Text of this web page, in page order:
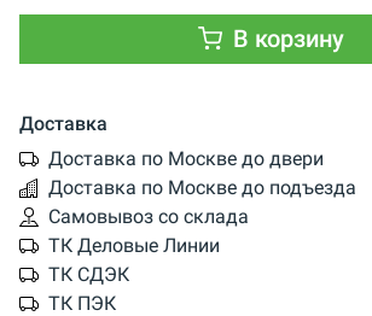
В корзину
Доставка
Доставка по Москве до двери
Доставка по Москве до подъезда
Самовывоз со склада
ТК Деловые Линии
ТК СДЭК
ТК ПЭК